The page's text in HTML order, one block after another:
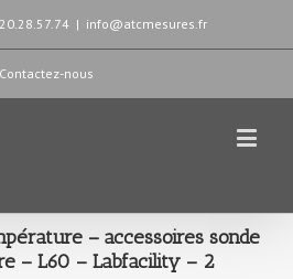
| info@atcmesures.fr
Contactez-nous
– accessoires sonde
– L60 – Labfacility – 2